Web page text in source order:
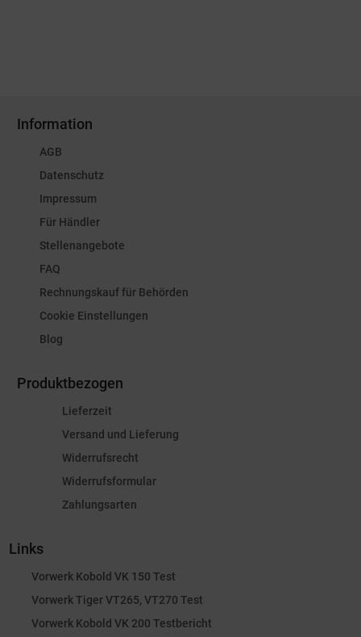
Information
AGB
Datenschutz
Impressum
Für Händler
Stellenangebote
FAQ
Rechnungskauf für Behörden
Cookie Einstellungen
Blog
Produktbezogen
Lieferzeit
Versand und Lieferung
Widerrufsrecht
Widerrufsformular
Zahlungsarten
Links
Vorwerk Kobold VK 150 Test
Vorwerk Tiger VT265, VT270 Test
Vorwerk Kobold VK 200 Testbericht